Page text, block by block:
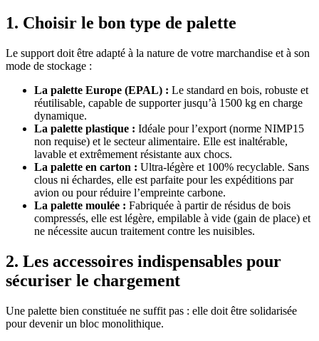
1. Choisir le bon type de palette
Le support doit être adapté à la nature de votre marchandise et à son
mode de stockage :
La palette Europe (EPAL) : Le standard en bois, robuste et
réutilisable, capable de supporter jusqu’à 1500 kg en charge
dynamique.
La palette plastique : Idéale pour l’export (norme NIMP15
non requise) et le secteur alimentaire. Elle est inaltérable,
lavable et extrêmement résistante aux chocs.
La palette en carton : Ultra-légère et 100% recyclable. Sans
clous ni échardes, elle est parfaite pour les expéditions par
avion ou pour réduire l’empreinte carbone.
La palette moulée : Fabriquée à partir de résidus de bois
compressés, elle est légère, empilable à vide (gain de place) et
ne nécessite aucun traitement contre les nuisibles.
2. Les accessoires indispensables pour
sécuriser le chargement
Une palette bien constituée ne suffit pas : elle doit être solidarisée
pour devenir un bloc monolithique.